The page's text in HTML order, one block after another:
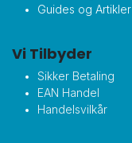
Guides og Artikler
Vi Tilbyder
Sikker Betaling
EAN Handel
Handelsvilkår